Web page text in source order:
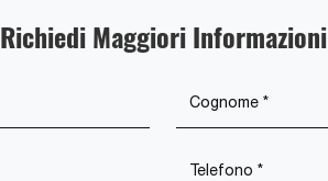
Richiedi Maggiori Informazioni